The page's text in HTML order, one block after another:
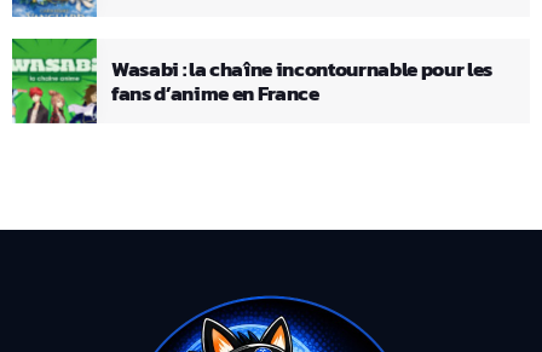
Wasabi : la chaîne incontournable pour les
fans d’anime en France